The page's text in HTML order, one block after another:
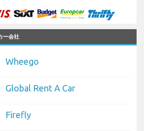
ー会社
Wheego
Global Rent A Car
Firefly